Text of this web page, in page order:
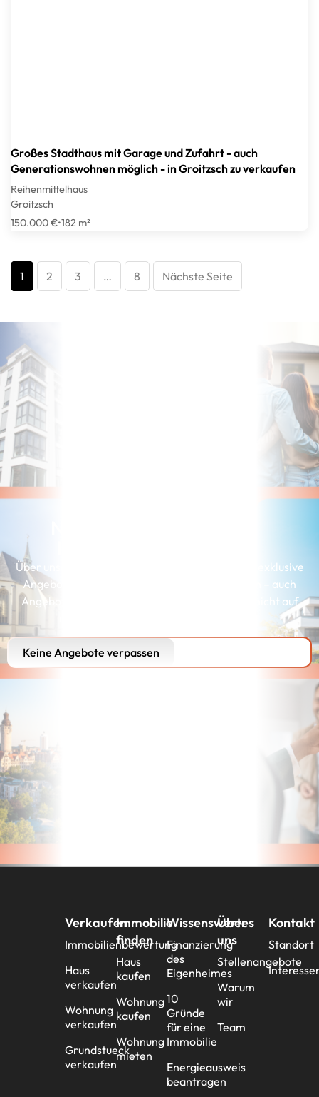
Großes Stadthaus mit Garage und Zufahrt - auch
Generationswohnen möglich - in Groitzsch zu verkaufen
Reihenmittelhaus
Groitzsch
150.000 €•182 m²
1 2 3 … 8 Nächste Seite
Über unserer Interessenkartei erhalten Kunden exklusive
Angebote, die genau zu ihren Wünschen passen – auch
Angebote, die wir aus Gründen der Diskretion nicht auf
Keine Angebote verpassen
Verkaufen
Immobilienbewertung
Haus
verkaufen
Wohnung
verkaufen
Grundstueck
verkaufen
Immobilie
finden
Haus
kaufen
Wohnung
kaufen
Wohnung
mieten
Wissenswertes
Finanzierung
des
Eigenheimes
10
Gründe
für eine
Immobilie
Energieausweis
beantragen
Über
uns
Stellenangebote
Warum
wir
Team
Kontakt
Standort